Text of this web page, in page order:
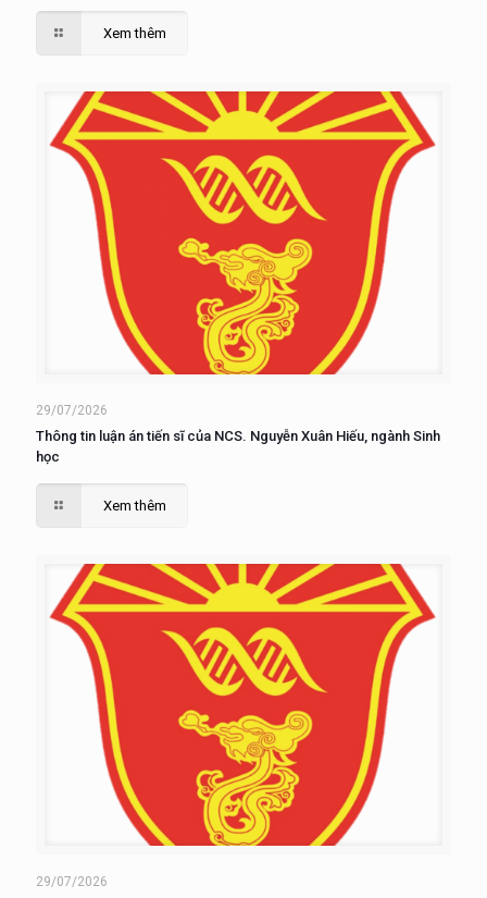
Xem thêm
29/07/2026
Thông tin luận án tiến sĩ của NCS. Nguyễn Xuân Hiếu, ngành Sinh
học
Xem thêm
29/07/2026